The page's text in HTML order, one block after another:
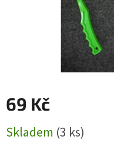
69 Kč
cena:
Skladem (3 ks)